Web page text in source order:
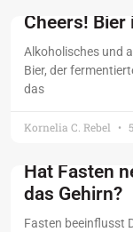
Cheers!
Alkoholisches und
Bier, der
das
Kornelia C. Rebel
Hat Fasten
das Gehirn?
Fasten beeinflusst